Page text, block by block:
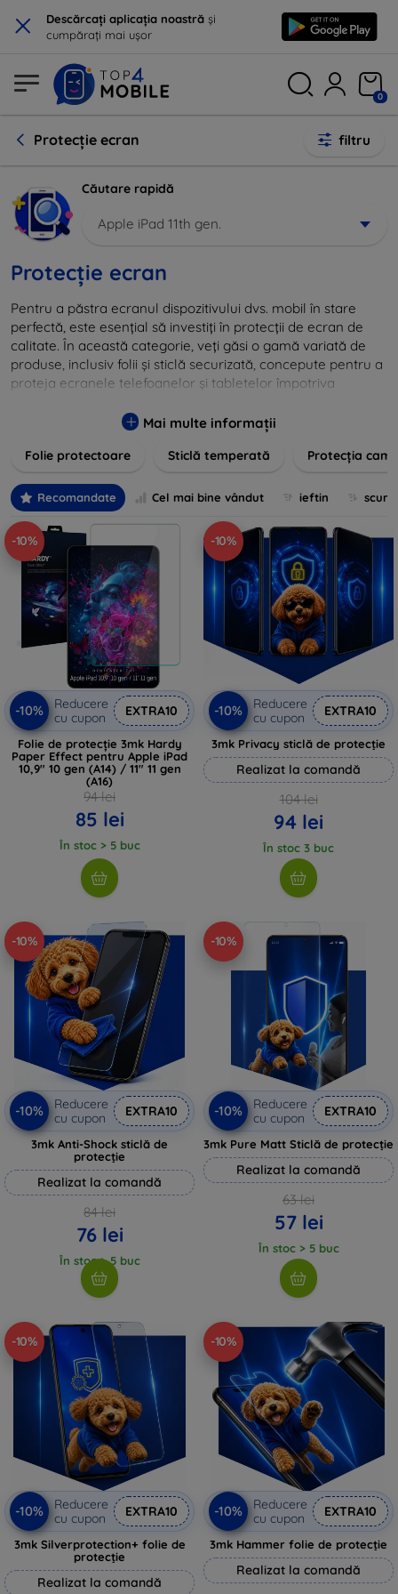
× Descărcați aplicația noastră și
cumpărați mai ușor
0
Protecție ecran filtru
Căutare rapidă
Apple iPad 11th gen.
Protecție ecran
Pentru a păstra ecranul dispozitivului dvs. mobil în stare
perfectă, este esențial să investiți în protecții de ecran de
calitate. În această categorie, veți găsi o gamă variată de
produse, inclusiv folii și sticlă securizată, concepute pentru a
proteja ecranele telefoanelor și tabletelor împotriva
fabricate din materiale durabile și sunt ușor de aplicat,
Alegeți soluția care se potrivește cel mai bine nevoilor
dispozitivului. Asigurați-vă că investiția în tehnologie rămâne
intactă și arată ca nouă mult timp cu protecțiile de ecran din
oferta noastră.
Mai multe informații
Folie protectoare Sticlă temperată Protecția
Recomandate Cel mai bine vândut ieftin
-10%
-10%
Reducere
cu cupon
EXTRA10
Folie de protecție 3mk Hardy
Paper Effect pentru Apple iPad
10,9" 10 gen (A14) / 11" 11 gen
(A16)
94 lei
85 lei
În stoc > 5 buc
-10%
-10%
Reducere
cu cupon
EXTRA10
3mk Privacy sticlă de protecție
Realizat la comandă
104 lei
94 lei
În stoc 3 buc
-10%
-10%
Reducere
cu cupon
EXTRA10
3mk Anti-Shock sticlă de
protecție
Realizat la comandă
84 lei
76 lei
În stoc > 5 buc
-10%
-10%
Reducere
cu cupon
EXTRA10
3mk Pure Matt Sticlă de protecție
Realizat la comandă
63 lei
57 lei
În stoc > 5 buc
-10%
-10%
Reducere
cu cupon
EXTRA10
3mk Silverprotection+ folie de
protecție
Realizat la comandă
-10%
-10%
Reducere
cu cupon
EXTRA10
3mk Hammer folie de protecție
Realizat la comandă